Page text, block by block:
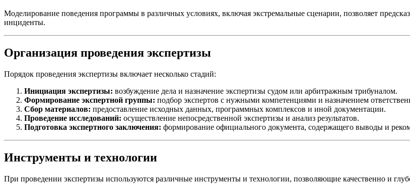
Моделирование поведения программы в различных условиях, включая экстремальные сценарии, позволяет
инциденты.
Организация проведения экспертизы
Порядок проведения экспертизы включает несколько стадий:
Инициация экспертизы: возбуждение дела и назначение экспертизы судом или арбитражным трибуналом.
Формирование экспертной группы: подбор экспертов с нужными компетенциями и назначением
Сбор материалов: предоставление исходных данных, программных комплексов и иной документации.
Проведение исследований: осуществление непосредственной экспертизы и анализ результатов.
Подготовка экспертного заключения: формирование официального документа, содержащего выводы и
Инструменты и технологии
При проведении экспертизы используются различные инструменты и технологии, позволяющие качественно и